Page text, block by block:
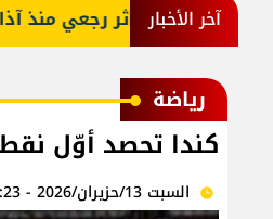
آخر الأخبار
رياضة
كندا تحصد أوّل
السبت 13/حزيران/2026 - 08:23 ص